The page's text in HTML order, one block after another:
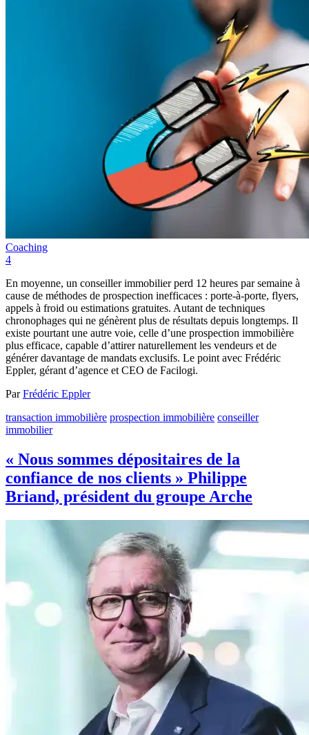
Coaching
4
En moyenne, un conseiller immobilier perd 12 heures par semaine à
cause de méthodes de prospection inefficaces : porte-à-porte, flyers,
appels à froid ou estimations gratuites. Autant de techniques
chronophages qui ne génèrent plus de résultats depuis longtemps. Il
existe pourtant une autre voie, celle d’une prospection immobilière
plus efficace, capable d’attirer naturellement les vendeurs et de
générer davantage de mandats exclusifs. Le point avec Frédéric
Eppler, gérant d’agence et CEO de Facilogi.
ParFrédéric Eppler
transaction immobilière prospection immobilière conseiller
immobilier
« Nous sommes dépositaires de la
confiance de nos clients » Philippe
Briand, président du groupe Arche